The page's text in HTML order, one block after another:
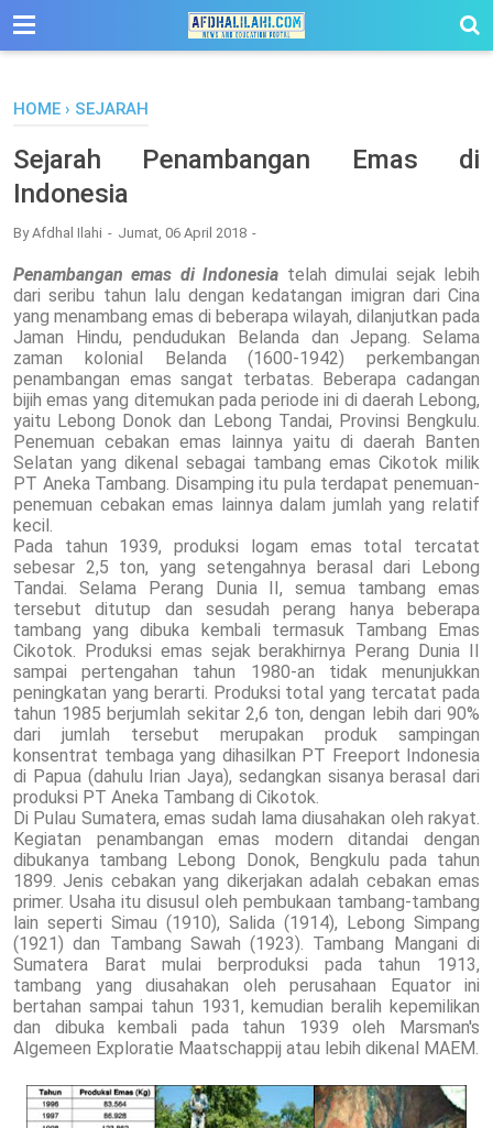
-->
HOME › SEJARAH
Sejarah Penambangan Emas di
Indonesia
ByAfdhal Ilahi Jumat, 06 April 2018
Penambangan emas di Indonesia telah dimulai sejak lebih
dari seribu tahun lalu dengan kedatangan imigran dari Cina
yang menambang emas di beberapa wilayah, dilanjutkan pada
Jaman Hindu, pendudukan Belanda dan Jepang. Selama
zaman kolonial Belanda (1600-1942) perkembangan
penambangan emas sangat terbatas. Beberapa cadangan
bijih emas yang ditemukan pada periode ini di daerah Lebong,
yaitu Lebong Donok dan Lebong Tandai, Provinsi Bengkulu.
Penemuan cebakan emas lainnya yaitu di daerah Banten
Selatan yang dikenal sebagai tambang emas Cikotok milik
PT Aneka Tambang. Disamping itu pula terdapat penemuan-
penemuan cebakan emas lainnya dalam jumlah yang relatif
kecil.
Pada tahun 1939, produksi logam emas total tercatat
sebesar 2,5 ton, yang setengahnya berasal dari Lebong
Tandai. Selama Perang Dunia II, semua tambang emas
tersebut ditutup dan sesudah perang hanya beberapa
tambang yang dibuka kembali termasuk Tambang Emas
Cikotok. Produksi emas sejak berakhirnya Perang Dunia II
sampai pertengahan tahun 1980-an tidak menunjukkan
peningkatan yang berarti. Produksi total yang tercatat pada
tahun 1985 berjumlah sekitar 2,6 ton, dengan lebih dari 90%
dari jumlah tersebut merupakan produk sampingan
konsentrat tembaga yang dihasilkan PT Freeport Indonesia
di Papua (dahulu Irian Jaya), sedangkan sisanya berasal dari
produksi PT Aneka Tambang di Cikotok.
Di Pulau Sumatera, emas sudah lama diusahakan oleh rakyat.
Kegiatan penambangan emas modern ditandai dengan
dibukanya tambang Lebong Donok, Bengkulu pada tahun
1899. Jenis cebakan yang dikerjakan adalah cebakan emas
primer. Usaha itu disusul oleh pembukaan tambang-tambang
lain seperti Simau (1910), Salida (1914), Lebong Simpang
(1921) dan Tambang Sawah (1923). Tambang Mangani di
Sumatera Barat mulai berproduksi pada tahun 1913,
tambang yang diusahakan oleh perusahaan Equator ini
bertahan sampai tahun 1931, kemudian beralih kepemilikan
dan dibuka kembali pada tahun 1939 oleh Marsman's
Algemeen Exploratie Maatschappij atau lebih dikenal MAEM.